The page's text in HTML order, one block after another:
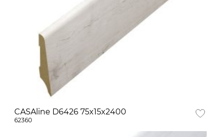
CASAline D6426 75x15x2400
62360